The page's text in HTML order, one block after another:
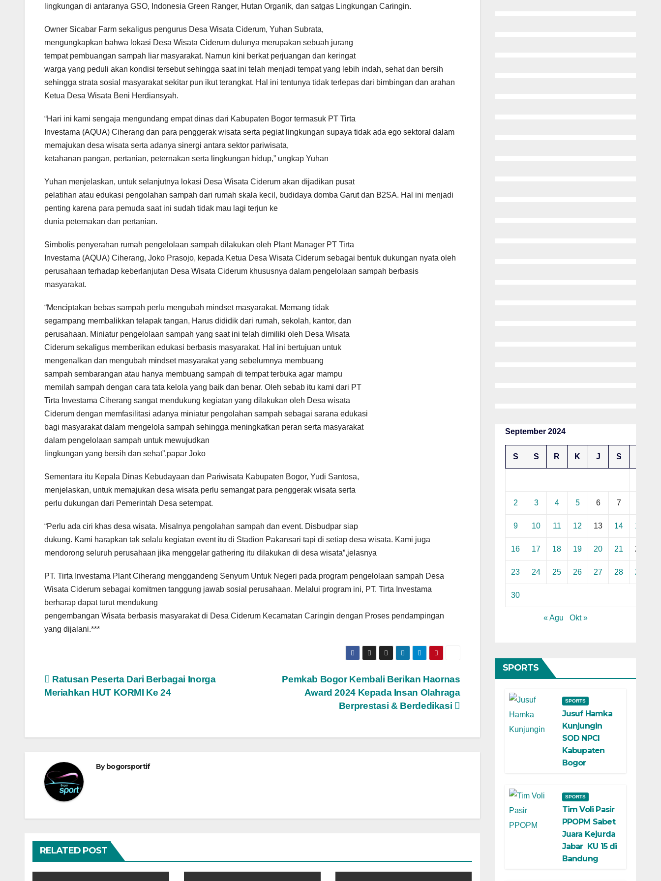
lingkungan di antaranya GSO, Indonesia Green Ranger, Hutan Organik, dan satgas Lingkungan Caringin.
Owner Sicabar Farm sekaligus pengurus Desa Wisata Ciderum, Yuhan Subrata,
mengungkapkan bahwa lokasi Desa Wisata Ciderum dulunya merupakan sebuah jurang
tempat pembuangan sampah liar masyarakat. Namun kini berkat perjuangan dan keringat
warga yang peduli akan kondisi tersebut sehingga saat ini telah menjadi tempat yang lebih indah, sehat dan bersih
sehingga strata sosial masyarakat sekitar pun ikut terangkat. Hal ini tentunya tidak terlepas dari bimbingan dan arahan
Ketua Desa Wisata Beni Herdiansyah.
“Hari ini kami sengaja mengundang empat dinas dari Kabupaten Bogor termasuk PT Tirta
Investama (AQUA) Ciherang dan para penggerak wisata serta pegiat lingkungan supaya tidak ada ego sektoral dalam
memajukan desa wisata serta adanya sinergi antara sektor pariwisata,
ketahanan pangan, pertanian, peternakan serta lingkungan hidup,” ungkap Yuhan
Yuhan menjelaskan, untuk selanjutnya lokasi Desa Wisata Ciderum akan dijadikan pusat
pelatihan atau edukasi pengolahan sampah dari rumah skala kecil, budidaya domba Garut dan B2SA. Hal ini menjadi
penting karena para pemuda saat ini sudah tidak mau lagi terjun ke
dunia peternakan dan pertanian.
Simbolis penyerahan rumah pengelolaan sampah dilakukan oleh Plant Manager PT Tirta
Investama (AQUA) Ciherang, Joko Prasojo, kepada Ketua Desa Wisata Ciderum sebagai bentuk dukungan nyata oleh
perusahaan terhadap keberlanjutan Desa Wisata Ciderum khususnya dalam pengelolaan sampah berbasis
masyarakat.
“Menciptakan bebas sampah perlu mengubah mindset masyarakat. Memang tidak
segampang membalikkan telapak tangan, Harus dididik dari rumah, sekolah, kantor, dan
perusahaan. Miniatur pengelolaan sampah yang saat ini telah dimiliki oleh Desa Wisata
Ciderum sekaligus memberikan edukasi berbasis masyarakat. Hal ini bertujuan untuk
mengenalkan dan mengubah mindset masyarakat yang sebelumnya membuang
sampah sembarangan atau hanya membuang sampah di tempat terbuka agar mampu
memilah sampah dengan cara tata kelola yang baik dan benar. Oleh sebab itu kami dari PT
Tirta Investama Ciherang sangat mendukung kegiatan yang dilakukan oleh Desa wisata
Ciderum dengan memfasilitasi adanya miniatur pengolahan sampah sebagai sarana edukasi
bagi masyarakat dalam mengelola sampah sehingga meningkatkan peran serta masyarakat
dalam pengelolaan sampah untuk mewujudkan
lingkungan yang bersih dan sehat”,papar Joko
Sementara itu Kepala Dinas Kebudayaan dan Pariwisata Kabupaten Bogor, Yudi Santosa,
menjelaskan, untuk memajukan desa wisata perlu semangat para penggerak wisata serta
perlu dukungan dari Pemerintah Desa setempat.
“Perlu ada ciri khas desa wisata. Misalnya pengolahan sampah dan event. Disbudpar siap
dukung. Kami harapkan tak selalu kegiatan event itu di Stadion Pakansari tapi di setiap desa wisata. Kami juga
mendorong seluruh perusahaan jika menggelar gathering itu dilakukan di desa wisata”,jelasnya
PT. Tirta Investama Plant Ciherang menggandeng Senyum Untuk Negeri pada program pengelolaan sampah Desa
Wisata Ciderum sebagai komitmen tanggung jawab sosial perusahaan. Melalui program ini, PT. Tirta Investama
berharap dapat turut mendukung
pengembangan Wisata berbasis masyarakat di Desa Ciderum Kecamatan Caringin dengan Proses pendampingan
yang dijalani.***
Navigasi
Pemkab Bogor Kembali Berikan Haornas
Award 2024 Kepada Insan Olahraga
Berprestasi & Berdedikasi
Ratusan Peserta Dari Berbagai Inorga
Meriahkan HUT KORMI Ke 24
Bybogorsportif
RELATED POST
September 2024
S S R K J S
2 3 4 5 6 7
9 10 11 12 13 14 15
16 17 18 19 20 21 22
23 24 25 26 27 28 29
30
« Agu Okt »
SPORTS
SPORTS
Jusuf Hamka
Kunjungin
SOD NPCI
Kabupaten
Bogor
SPORTS
Tim Voli Pasir
PPOPM Sabet
Juara Kejurda
Jabar KU 15 di
Bandung